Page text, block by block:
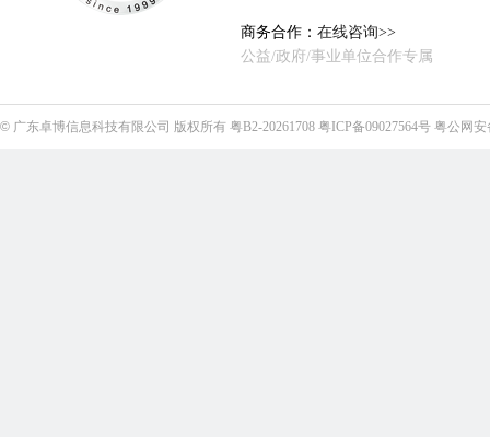
商务合作： 在线咨询>>
公益/政府/事业单位合作专属
© 广东卓博信息科技有限公司 版权所有 粤B2-20261708 粤ICP备09027564号 粤公网安